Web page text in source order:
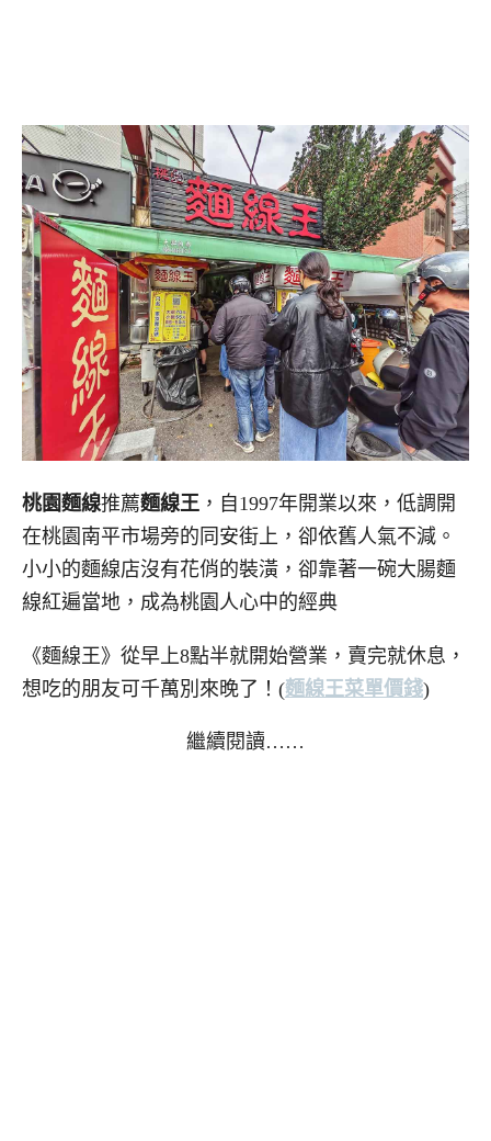
桃園麵線推薦麵線王 ，自1997年開業以來，低調開
在桃園南平市場旁的同安街上，卻依舊人氣不減。
小小的麵線店沒有花俏的裝潢，卻靠著一碗大腸麵
線紅遍當地，成為桃園人心中的經典
《麵線王》從早上8點半就開始營業，賣完就休息，
想吃的朋友可千萬別來晚了！(麵線王菜單價錢)
繼續閱讀……